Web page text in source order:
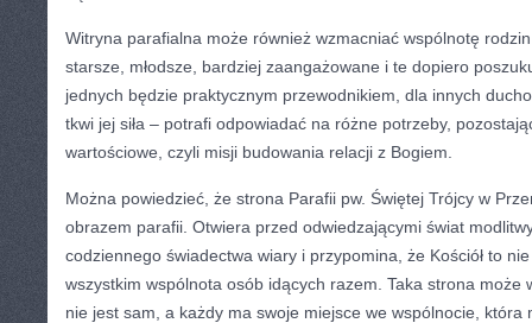
Witryna parafialna może również wzmacniać wspólnotę
starsze, młodsze, bardziej zaangażowane i te dopiero
jednych będzie praktycznym przewodnikiem, dla innych
tkwi jej siła – potrafi odpowiadać na różne potrzeby,
wartościowe, czyli misji budowania relacji z Bogiem.
Można powiedzieć, że strona Parafii pw. Świętej Trójcy w
obrazem parafii. Otwiera przed odwiedzającymi świat
codziennego świadectwa wiary i przypomina, że Kościół to
wszystkim wspólnota osób idących razem. Taka strona może
nie jest sam, a każdy ma swoje miejsce we wspólnocie, która